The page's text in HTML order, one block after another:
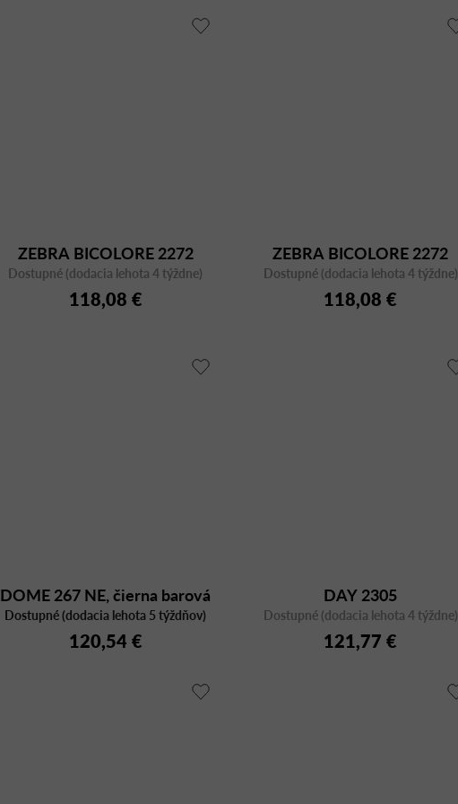
ZEBRA BICOLORE 2272
coated
Dostupné (dodacia lehota 4 týždne)
118,08 €
ZEBRA BICOLORE 2272
chrome
Dostupné (dodacia lehota 4 týždne)
118,08 €
DOME 267 NE, čierna barová
plastová stolička
Dostupné (dodacia lehota 5 týždňov)
120,54 €
DAY 2305
Dostupné (dodacia lehota 4 týždne)
121,77 €